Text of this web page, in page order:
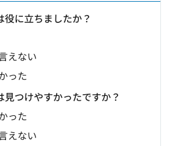
に立ちましたか？
えない
った
見つけやすかったですか？
った
えない